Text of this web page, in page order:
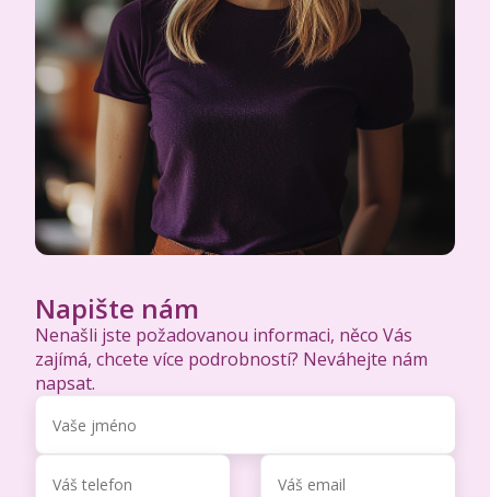
Napište nám
Nenašli jste požadovanou informaci, něco Vás
zajímá, chcete více podrobností? Neváhejte nám
napsat.